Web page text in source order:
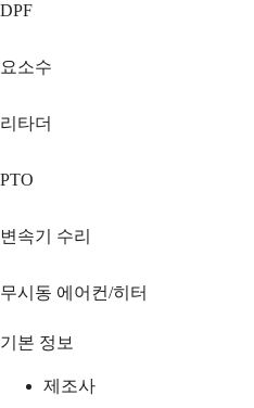
DPF
요소수
리타더
PTO
변속기 수리
무시동 에어컨/히터
기본 정보
제조사